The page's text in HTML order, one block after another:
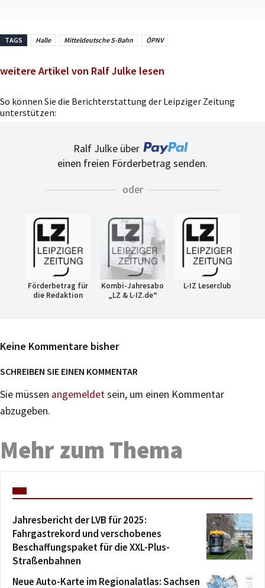
TAGS Halle Mitteldeutsche S-Bahn ÖPNV
weitere Artikel von Ralf Julke lesen
So können Sie die Berichterstattung der Leipziger Zeitung
unterstützen:
Ralf Julke über
einen freien Förderbetrag senden.
oder
Förderbetrag für
die Redaktion
Kombi-Jahresabo
„LZ & L-IZ.de“
L-IZ Leserclub
Keine Kommentare bisher
SCHREIBEN SIE EINEN KOMMENTAR
Sie müssen angemeldetsein, um einen Kommentar
abzugeben.
Mehr zum Thema
Jahresbericht der LVB für 2025:
Fahrgastrekord und verschobenes
Beschaffungspaket für die XXL-Plus-
Straßenbahnen
Neue Auto-Karte im Regionalatlas: Sachsen